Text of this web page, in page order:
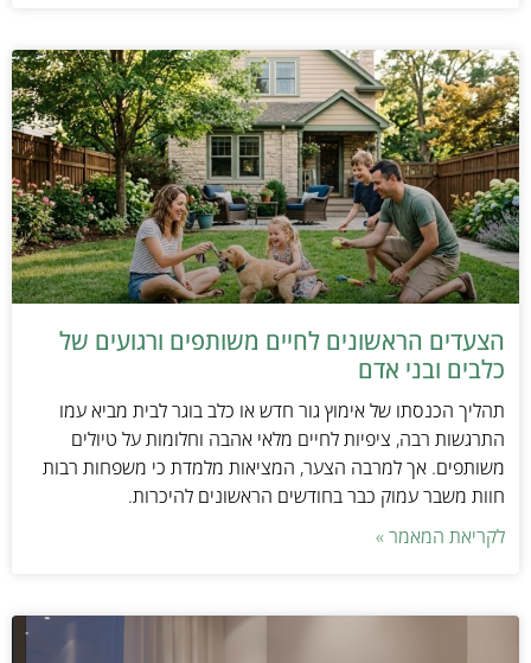
הצעדים הראשונים לחיים משותפים ורגועים של
כלבים ובני אדם
תהליך הכנסתו של אימוץ גור חדש או כלב בוגר לבית מביא עמו
התרגשות רבה, ציפיות לחיים מלאי אהבה וחלומות על טיולים
משותפים. אך למרבה הצער, המציאות מלמדת כי משפחות רבות
חוות משבר עמוק כבר בחודשים הראשונים להיכרות.
לקריאת המאמר »